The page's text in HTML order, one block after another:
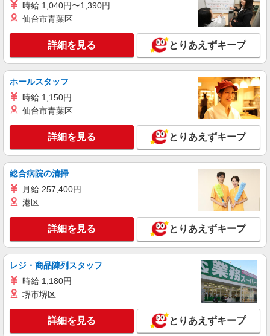
キープ 詳細を見る
派遣社員
株式会社テクノ・サービス/お仕事No/0908980
フォークリフト作業
時給1300円 月収例：208、000円（月収例21日
実働）（残業・休日出勤手当て等が含まれていま
キープ 詳細を見る
派遣社員
株式会社テクノ・サービス/お仕事No/0899481
フォークリフト作業
時給1350円 月収例：304、000円（月収例21日
実働残業代込）（残業・休日出勤手当て等が含ま
れています） 交通費全額支給
群馬県高崎市 ＊車・バイク通勤OK
キープ 詳細を見る
派遣社員
株式会社テクノ・サービス/お仕事No/0890211
時給1400円 月収例：220、000円（月収例21日
実働）（残業・休日出勤手当て等が含まれていま
時給 1,040円〜1,390円
仙台市青葉区
詳細を見る とりあえずキープ
ホールスタッフ
時給 1,150円
仙台市青葉区
詳細を見る とりあえずキープ
総合病院の清掃
月給 257,400円
港区
詳細を見る とりあえずキープ
レジ・商品陳列スタッフ
時給 1,180円
堺市堺区
詳細を見る とりあえずキープ